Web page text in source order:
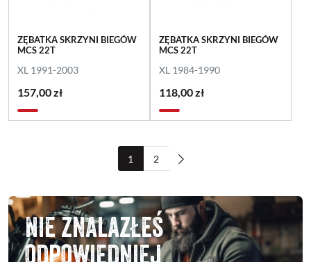
ZĘBATKA SKRZYNI BIEGÓW
MCS 22T
XL 1991-2003
157,00 zł
ZĘBATKA SKRZYNI BIEGÓW
MCS 22T
XL 1984-1990
118,00 zł
1 2
Nie znalazłeś
odpowiedniej